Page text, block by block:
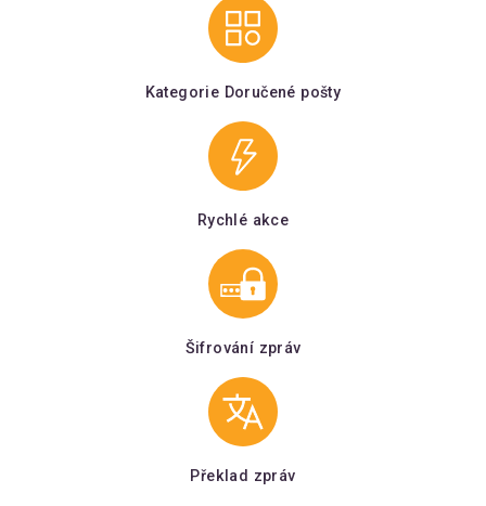
Kategorie Doručené pošty
Rychlé akce
Šifrování zpráv
Překlad zpráv